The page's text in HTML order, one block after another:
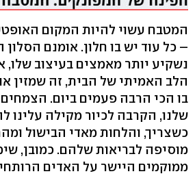
המטבח עשוי להיות המקום
– כל עוד יש בו חלון. אומנם
נשקיע יותר מאמצים בעיצוב
הלב האמיתי של הבית, זה שמזין
בו הכי הרבה פעמים ביום.
שלנו, הקרבה לכיור מקילה עלינו
כשצריך, והלחות מאדי הבישול
מוסיפה לבריאות שלהם. כמובן,
ממוקמים היישר על האדים